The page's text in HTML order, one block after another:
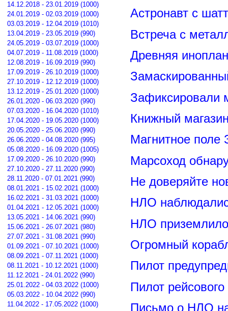
14.12.2018 - 23.01.2019 (1000)
24.01.2019 - 02.03.2019 (1000)
03.03.2019 - 12.04.2019 (1010)
13.04.2019 - 23.05.2019 (990)
24.05.2019 - 03.07.2019 (1000)
04.07.2019 - 11.08.2019 (1000)
12.08.2019 - 16.09.2019 (990)
17.09.2019 - 26.10.2019 (1000)
27.10.2019 - 12.12.2019 (1000)
13.12.2019 - 25.01.2020 (1000)
26.01.2020 - 06.03.2020 (990)
07.03.2020 - 16.04.2020 (1010)
17.04.2020 - 19.05.2020 (1000)
20.05.2020 - 25.06.2020 (990)
26.06.2020 - 04.08.2020 (995)
05.08.2020 - 16.09.2020 (1005)
17.09.2020 - 26.10.2020 (990)
27.10.2020 - 27.11.2020 (990)
28.11.2020 - 07.01.2021 (990)
08.01.2021 - 15.02.2021 (1000)
16.02.2021 - 31.03.2021 (1000)
01.04.2021 - 12.05.2021 (1000)
13.05.2021 - 14.06.2021 (990)
15.06.2021 - 26.07.2021 (980)
27.07.2021 - 31.08.2021 (990)
01.09.2021 - 07.10.2021 (1000)
08.09.2021 - 07.11.2021 (1000)
08.11.2021 - 10.12.2021 (1000)
11.12.2021 - 24.01.2022 (990)
25.01.2022 - 04.03.2022 (1000)
05.03.2022 - 10.04.2022 (990)
11.04.2022 - 17.05.2022 (1000)
Астронавт с
Встреча с
Древняя
Зафиксировали
Книжный
Магнитное поле
Марсоход
Не доверяйте
НЛО
НЛО
Огромный
Пилот
Пилот
Письмо о НЛО